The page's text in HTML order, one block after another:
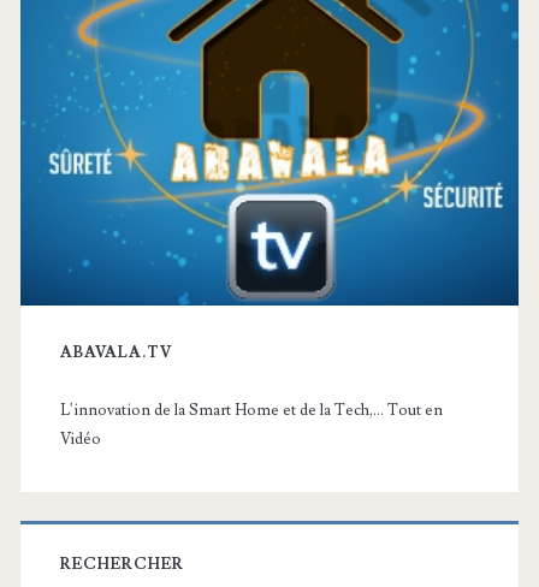
ABAVALA.TV
L'innovation de la Smart Home et de la Tech,... Tout en
Vidéo
RECHERCHER